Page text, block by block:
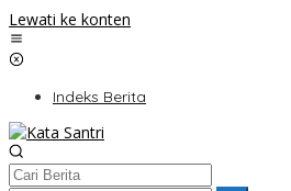
Lewati ke konten
Indeks Berita